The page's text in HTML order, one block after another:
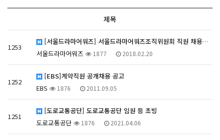
제목
1253
[서울드라마어워즈] 서울드라마어워즈조직위원회 직원 채용…
서울드라마어워즈
1877 2018.02.20
1252
[EBS]계약직원 공개채용 공고
EBS
1876 2011.09.05
1251
[도로교통공단] 도로교통공단 임원 등 초빙
도로교통공단
1876 2021.04.06